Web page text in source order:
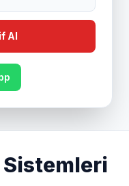
Al
Sistemleri